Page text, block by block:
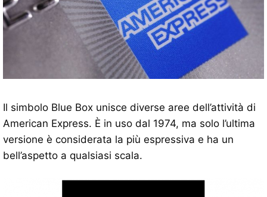
Il simbolo Blue Box unisce diverse aree dell’attività di
American Express. È in uso dal 1974, ma solo l’ultima
versione è considerata la più espressiva e ha un
bell’aspetto a qualsiasi scala.